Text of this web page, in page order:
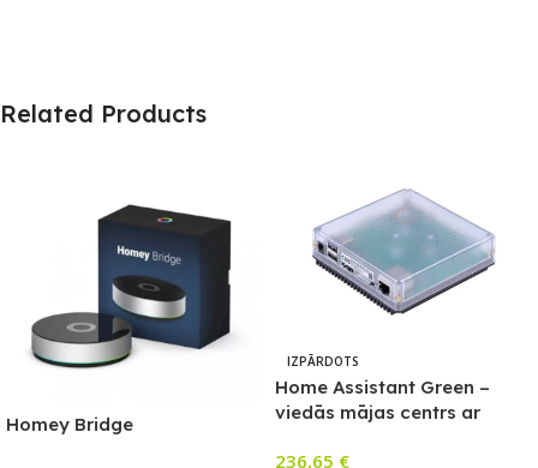
Related Products
Homey Bridge
IZPĀRDOTS
Home Assistant Green –
viedās mājas centrs ar
236,65 €